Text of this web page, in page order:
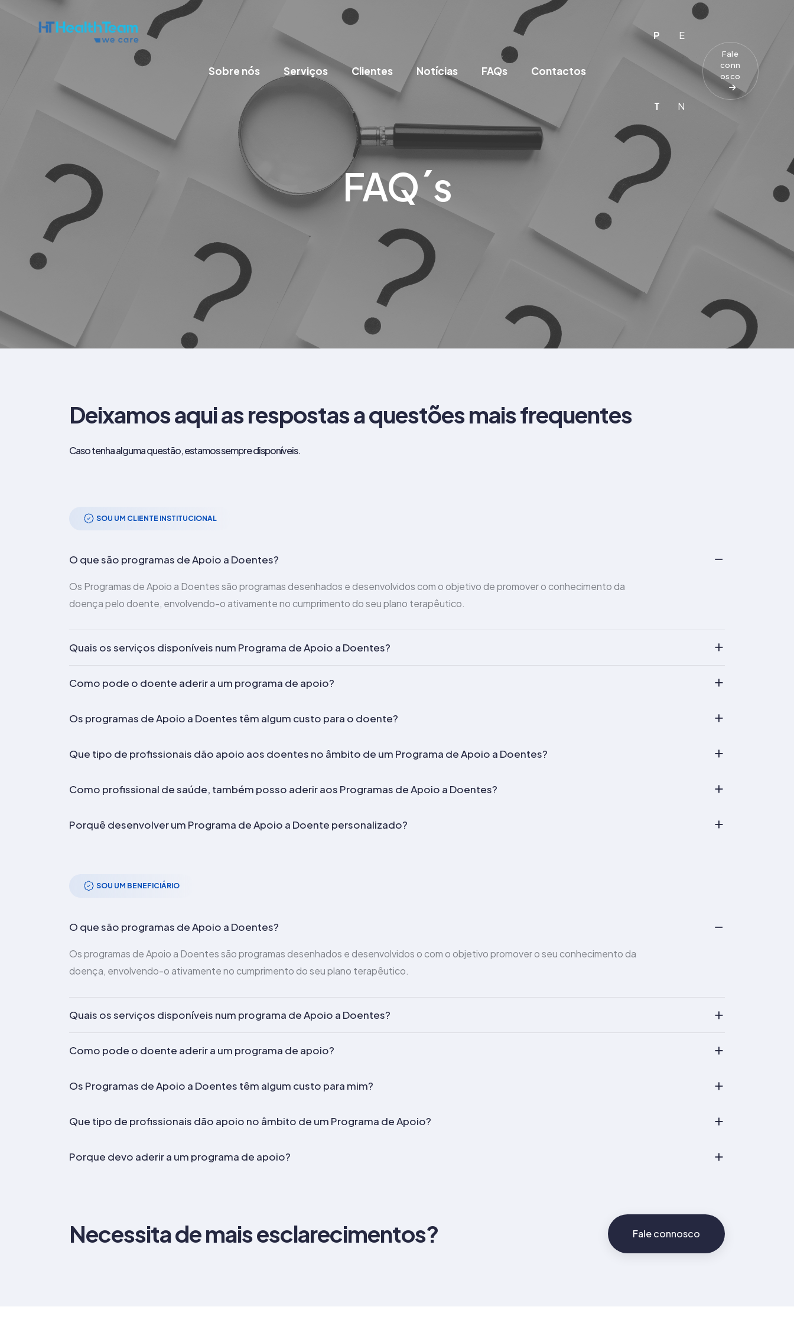
Sobre nós Serviços Clientes Notícias FAQs Contactos
P
T
E
N
Fale
conn
osco
FAQ´s
Deixamos aqui as respostas a questões mais frequentes
Caso tenha alguma questão, estamos sempre disponíveis.
SOU UM CLIENTE INSTITUCIONAL
O que são programas de Apoio a Doentes?
Os Programas de Apoio a Doentes são programas desenhados e desenvolvidos com o objetivo de promover o conhecimento da
doença pelo doente, envolvendo-o ativamente no cumprimento do seu plano terapêutico.
Quais os serviços disponíveis num Programa de Apoio a Doentes?
Como pode o doente aderir a um programa de apoio?
Os programas de Apoio a Doentes têm algum custo para o doente?
Que tipo de profissionais dão apoio aos doentes no âmbito de um Programa de Apoio a Doentes?
Como profissional de saúde, também posso aderir aos Programas de Apoio a Doentes?
Porquê desenvolver um Programa de Apoio a Doente personalizado?
SOU UM BENEFICIÁRIO
O que são programas de Apoio a Doentes?
Os programas de Apoio a Doentes são programas desenhados e desenvolvidos o com o objetivo promover o seu conhecimento da
doença, envolvendo-o ativamente no cumprimento do seu plano terapêutico.
Quais os serviços disponíveis num programa de Apoio a Doentes?
Como pode o doente aderir a um programa de apoio?
Os Programas de Apoio a Doentes têm algum custo para mim?
Que tipo de profissionais dão apoio no âmbito de um Programa de Apoio?
Porque devo aderir a um programa de apoio?
Necessita de mais esclarecimentos? Fale connosco